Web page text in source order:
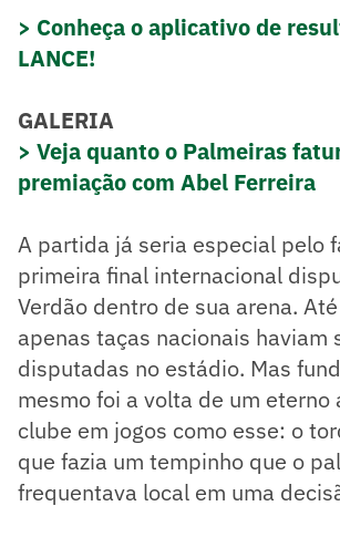
> Conheça o aplicativo de
LANCE!
GALERIA
> Veja quanto o Palmeiras
premiação com Abel Ferreira
A partida já seria especial pelo
primeira final internacional
Verdão dentro de sua arena.
apenas taças nacionais haviam
disputadas no estádio. Mas
mesmo foi a volta de um eterno
clube em jogos como esse: o
que fazia um tempinho que o
frequentava local em uma